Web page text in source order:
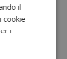
Big Tasty
Crispy
il
cookie
i